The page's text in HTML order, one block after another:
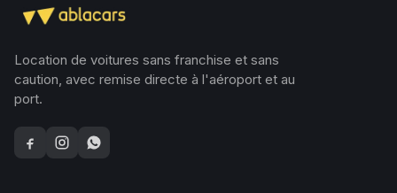
Location de voitures sans franchise et sans
caution, avec remise directe à l'aéroport et au
port.
FacebookInstagramWhatsApp